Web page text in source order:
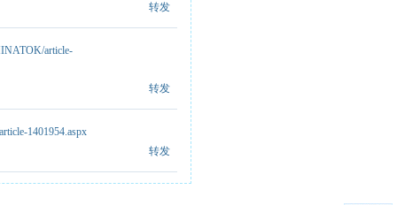
转发
article-
转发
1401954.aspx
转发